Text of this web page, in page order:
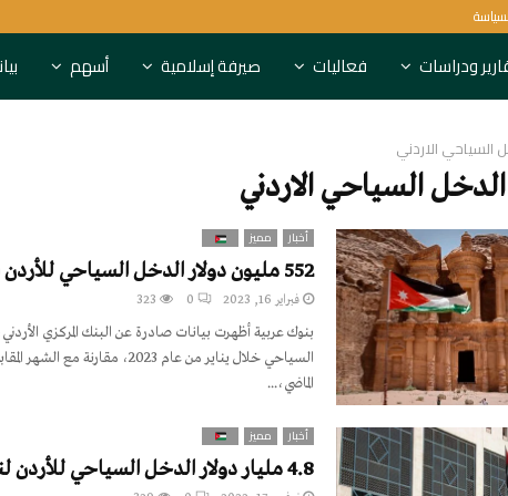
ودراسات فعاليات صيرفة إسلامية أسهم
السياحي الاردني
السياحي الاردني
أخبار مميز
552 مليون دولار الدخل السياحي للأردن في يناير 2023
فبراير 16, 2023 0
323
بنوك عربية أظهرت بيانات صادرة عن البنك المركزي
السياحي خلال يناير من عام 2023، مقارنة مع
الماضي،...
أخبار مميز
4.8 مليار دولار الدخل السياحي للأردن لنهاية أكتوبر